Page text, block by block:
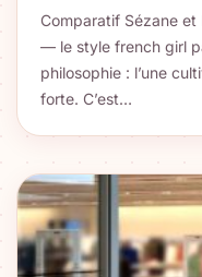
Comparatif Sézane
— le style french girl
philosophie : l’une
forte. C’est…